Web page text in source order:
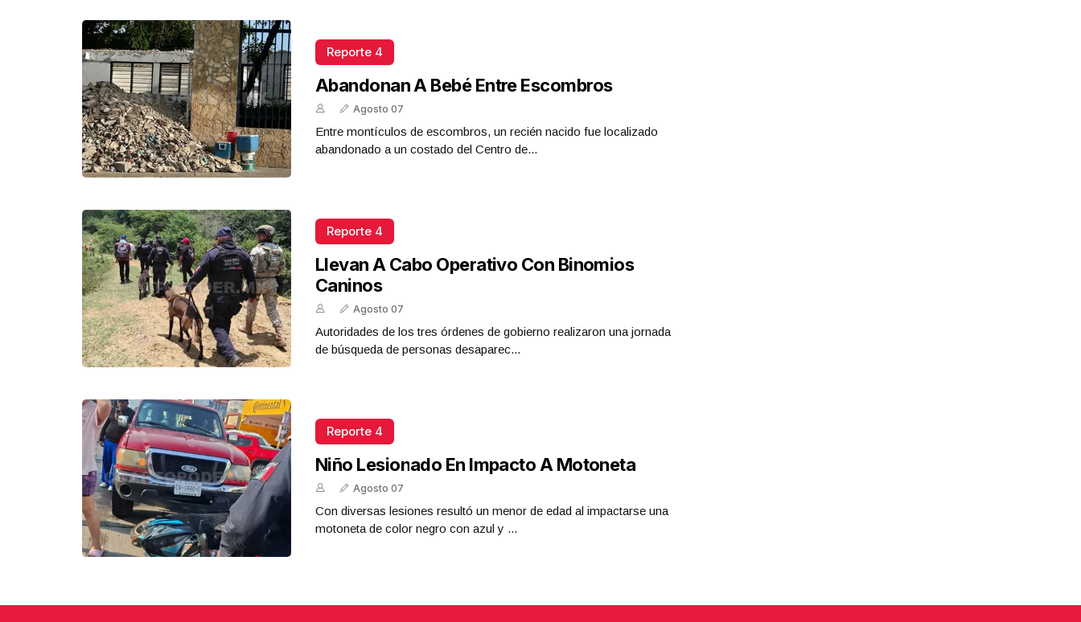
Reporte 4
Abandonan A Bebé Entre Escombros
Agosto 07
Entre montículos de escombros, un recién nacido fue localizado
abandonado a un costado del Centro de...
Reporte 4
Llevan A Cabo Operativo Con Binomios
Caninos
Agosto 07
Autoridades de los tres órdenes de gobierno realizaron una jornada
de búsqueda de personas desaparec...
Reporte 4
Niño Lesionado En Impacto A Motoneta
Agosto 07
Con diversas lesiones resultó un menor de edad al impactarse una
motoneta de color negro con azul y ...